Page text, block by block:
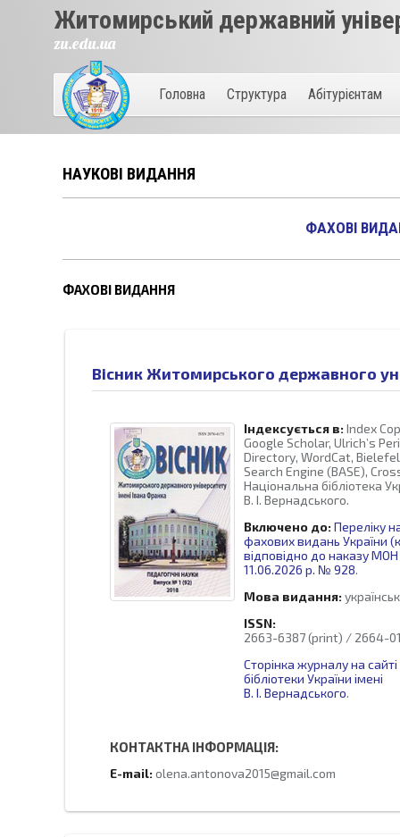
Житомирський державний
zu.edu.ua
Головна Структура Абітурієнтам
НАУКОВІ ВИДАННЯ
ФАХОВІ
ФАХОВІ ВИДАННЯ
Вісник Житомирського державного
Індексується в: Index
Google Scholar, Ulrich’s
Directory, WordCat,
Search Engine (BASE),
Національна бібліотека
В. І. Вернадського.
Включено до: Переліку
фахових видань України
відповідно до наказу МОН
11.06.2026 р. № 928.
Мова видання:
ISSN:
2663-6387 (print) / 2664-
Сторінка журналу на
бібліотеки України імені
В. І. Вернадського.
КОНТАКТНА ІНФОРМАЦІЯ:
E-mail: olena.antonova2015@gmail.com